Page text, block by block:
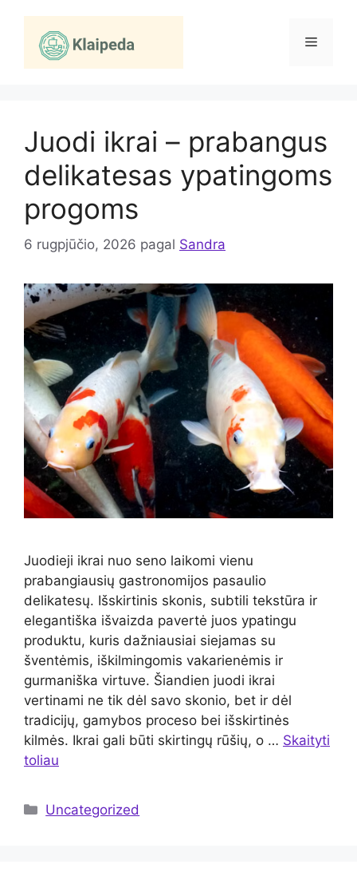
turinio
Meniu
Juodi ikrai – prabangus
delikatesas ypatingoms
progoms
6 rugpjūčio, 2026 pagal Sandra
Juodieji ikrai nuo seno laikomi vienu
prabangiausių gastronomijos pasaulio
delikatesų. Išskirtinis skonis, subtili tekstūra ir
elegantiška išvaizda pavertė juos ypatingu
produktu, kuris dažniausiai siejamas su
šventėmis, iškilmingomis vakarienėmis ir
gurmaniška virtuve. Šiandien juodi ikrai
vertinami ne tik dėl savo skonio, bet ir dėl
tradicijų, gamybos proceso bei išskirtinės
kilmės. Ikrai gali būti skirtingų rūšių, o … Skaityti
toliau
Kategorijos
Uncategorized